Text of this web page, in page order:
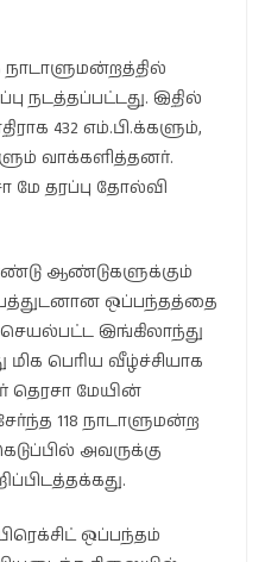
நடத்தப்பட்டது. இதில்
432 எம்.பி.க்களும்,
வாக்களித்தனர்.
மே தரப்பு தோல்வி
ஆண்டுகளுக்கும்
ஒப்பந்தத்தை
செயல்பட்ட இங்கிலாந்து
மிக பெரிய வீழ்ச்சியாக
தெரசா மேயின்
118 நாடாளுமன்ற
அவருக்கு
ஒப்பந்தம்